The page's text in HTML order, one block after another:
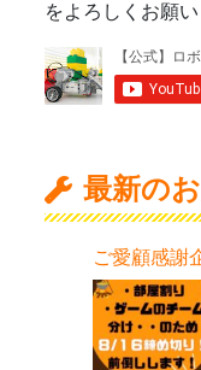
をよろしくお願い
最新の
ご愛顧感謝
はこちら！